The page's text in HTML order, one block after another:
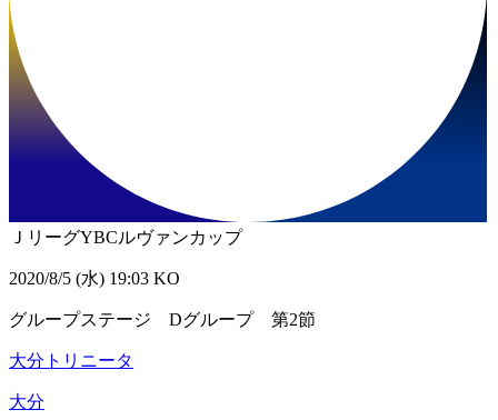
ＪリーグYBCルヴァンカップ
2020/8/5 (水) 19:03 KO
グループステージ Dグループ 第2節
大分トリニータ
大分